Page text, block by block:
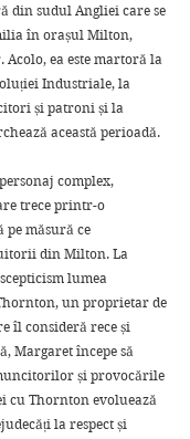
din sudul Angliei care se
în orașul Milton,
Acolo, ea este martoră la
Industriale, la
și patroni și la
această perioadă.
complex,
trece printr-o
măsură ce
din Milton. La
lumea
un proprietar de
îl consideră rece și
Margaret începe să
și provocările
cu Thornton evoluează
la respect și